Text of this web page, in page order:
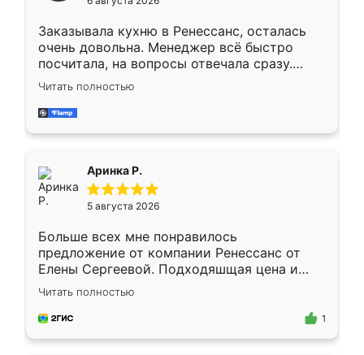
мебели буду заказывать только здесь.
Заказывала кухню в Ренессанс, осталась
очень довольна. Менеджер всё быстро
посчитала, на вопросы отвечала сразу.
Замерщик приехал в субботу, подошёл к
делу со всей ответственностью. Собрали
за день, ребята работали аккуратно, даже
Читать полностью
Аринка Р.
5 августа 2026
Больше всех мне понравилось
предложение от компании Ренессанс от
Елены Сергеевой. Подходяшщая цена и
короткие сроки изготовления. Приехавший
для замера сотрудник Владислав
предложил по моему эскизу самый
Читать полностью
1